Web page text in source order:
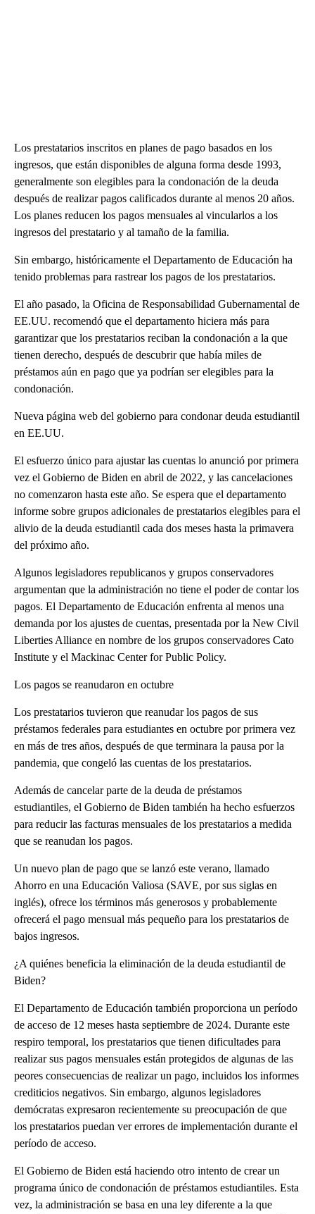
Los prestatarios inscritos en planes de pago basados ​​en los
ingresos, que están disponibles de alguna forma desde 1993,
generalmente son elegibles para la condonación de la deuda
después de realizar pagos calificados durante al menos 20 años.
Los planes reducen los pagos mensuales al vincularlos a los
ingresos del prestatario y al tamaño de la familia.
Sin embargo, históricamente el Departamento de Educación ha
tenido problemas para rastrear los pagos de los prestatarios.
El año pasado, la Oficina de Responsabilidad Gubernamental de
EE.UU. recomendó que el departamento hiciera más para
garantizar que los prestatarios reciban la condonación a la que
tienen derecho, después de descubrir que había miles de
préstamos aún en pago que ya podrían ser elegibles para la
condonación.
Nueva página web del gobierno para condonar deuda estudiantil
en EE.UU.
El esfuerzo único para ajustar las cuentas lo anunció por primera
vez el Gobierno de Biden en abril de 2022, y las cancelaciones
no comenzaron hasta este año. Se espera que el departamento
informe sobre grupos adicionales de prestatarios elegibles para el
alivio de la deuda estudiantil cada dos meses hasta la primavera
del próximo año.
Algunos legisladores republicanos y grupos conservadores
argumentan que la administración no tiene el poder de contar los
pagos. El Departamento de Educación enfrenta al menos una
demanda por los ajustes de cuentas, presentada por la New Civil
Liberties Alliance en nombre de los grupos conservadores Cato
Institute y el Mackinac Center for Public Policy.
Los pagos se reanudaron en octubre
Los prestatarios tuvieron que reanudar los pagos de sus
préstamos federales para estudiantes en octubre por primera vez
en más de tres años, después de que terminara la pausa por la
pandemia, que congeló las cuentas de los prestatarios.
Además de cancelar parte de la deuda de préstamos
estudiantiles, el Gobierno de Biden también ha hecho esfuerzos
para reducir las facturas mensuales de los prestatarios a medida
que se reanudan los pagos.
Un nuevo plan de pago que se lanzó este verano, llamado
Ahorro en una Educación Valiosa (SAVE, por sus siglas en
inglés), ofrece los términos más generosos y probablemente
ofrecerá el pago mensual más pequeño para los prestatarios de
bajos ingresos.
¿A quiénes beneficia la eliminación de la deuda estudiantil de
Biden?
El Departamento de Educación también proporciona un período
de acceso de 12 meses hasta septiembre de 2024. Durante este
respiro temporal, los prestatarios que tienen dificultades para
realizar sus pagos mensuales están protegidos de algunas de las
peores consecuencias de realizar un pago, incluidos los informes
crediticios negativos. Sin embargo, algunos legisladores
demócratas expresaron recientemente su preocupación de que
los prestatarios puedan ver errores de implementación durante el
período de acceso.
El Gobierno de Biden está haciendo otro intento de crear un
programa único de condonación de préstamos estudiantiles. Esta
vez, la administración se basa en una ley diferente a la que